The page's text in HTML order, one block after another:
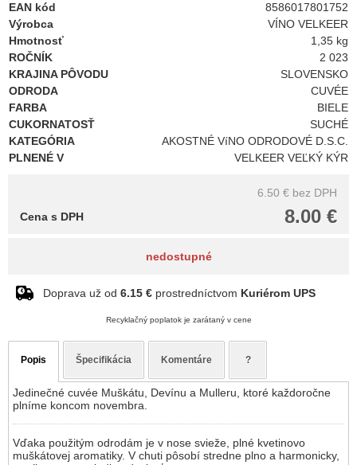
EAN kód
8586017801752
Výrobca
VÍNO VELKEER
Hmotnosť
1,35 kg
ROČNÍK
2 023
KRAJINA PÔVODU
SLOVENSKO
ODRODA
CUVÉE
FARBA
BIELE
CUKORNATOSŤ
SUCHÉ
KATEGÓRIA
AKOSTNÉ VíNO ODRODOVÉ D.S.C.
PLNENÉ V
VELKEER VEĽKÝ KÝR
6.50 € bez DPH
8.00 €
Cena s DPH
nedostupné
Doprava už od 6.15 € prostredníctvom Kuriérom UPS
Recyklačný poplatok je zarátaný v cene
Popis Špecifikácia Komentáre ?
Jedinečné cuvée Muškátu, Devínu a Mulleru, ktoré každoročne
plníme koncom novembra.
Vďaka použitým odrodám je v nose svieže, plné kvetinovo
muškátovej aromatiky. V chuti pôsobí stredne plno a harmonicky,